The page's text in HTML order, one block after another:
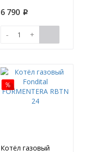
6 790 p
- +
Котёл газовый